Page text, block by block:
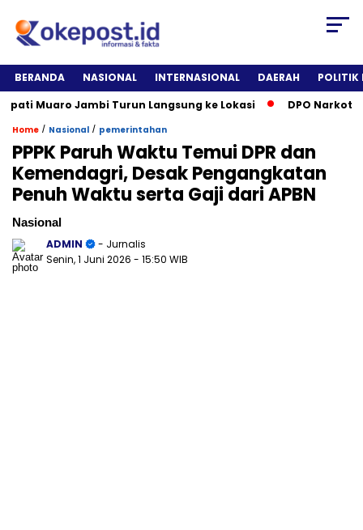
BERANDA NASIONAL INTERNASIONAL DAERAH
POLITIK
Jambi Turun Langsung ke Lokasi
DPO Narkotika
Home / Nasional / pemerintahan
PPPK Paruh Waktu Temui DPR dan
Kemendagri, Desak Pengangkatan
Penuh Waktu serta Gaji dari APBN
Nasional
ADMIN
- Jurnalis
Senin, 1 Juni 2026 - 15:50 WIB